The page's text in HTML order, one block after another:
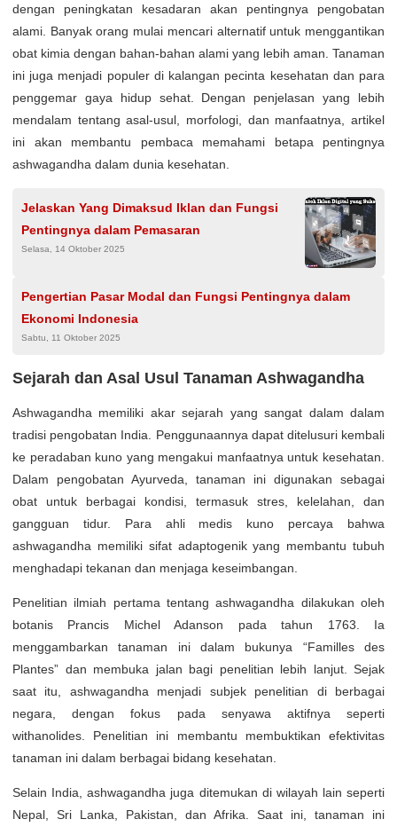
dengan peningkatan kesadaran akan pentingnya pengobatan
alami. Banyak orang mulai mencari alternatif untuk menggantikan
obat kimia dengan bahan-bahan alami yang lebih aman. Tanaman
ini juga menjadi populer di kalangan pecinta kesehatan dan para
penggemar gaya hidup sehat. Dengan penjelasan yang lebih
mendalam tentang asal-usul, morfologi, dan manfaatnya, artikel
ini akan membantu pembaca memahami betapa pentingnya
ashwagandha dalam dunia kesehatan.
Jelaskan Yang Dimaksud Iklan dan Fungsi
Pentingnya dalam Pemasaran
Selasa, 14 Oktober 2025
Pengertian Pasar Modal dan Fungsi Pentingnya dalam
Ekonomi Indonesia
Sabtu, 11 Oktober 2025
Sejarah dan Asal Usul Tanaman Ashwagandha
Ashwagandha memiliki akar sejarah yang sangat dalam dalam
tradisi pengobatan India. Penggunaannya dapat ditelusuri kembali
ke peradaban kuno yang mengakui manfaatnya untuk kesehatan.
Dalam pengobatan Ayurveda, tanaman ini digunakan sebagai
obat untuk berbagai kondisi, termasuk stres, kelelahan, dan
gangguan tidur. Para ahli medis kuno percaya bahwa
ashwagandha memiliki sifat adaptogenik yang membantu tubuh
menghadapi tekanan dan menjaga keseimbangan.
Penelitian ilmiah pertama tentang ashwagandha dilakukan oleh
botanis Prancis Michel Adanson pada tahun 1763. Ia
menggambarkan tanaman ini dalam bukunya “Familles des
Plantes” dan membuka jalan bagi penelitian lebih lanjut. Sejak
saat itu, ashwagandha menjadi subjek penelitian di berbagai
negara, dengan fokus pada senyawa aktifnya seperti
withanolides. Penelitian ini membantu membuktikan efektivitas
tanaman ini dalam berbagai bidang kesehatan.
Selain India, ashwagandha juga ditemukan di wilayah lain seperti
Nepal, Sri Lanka, Pakistan, dan Afrika. Saat ini, tanaman ini